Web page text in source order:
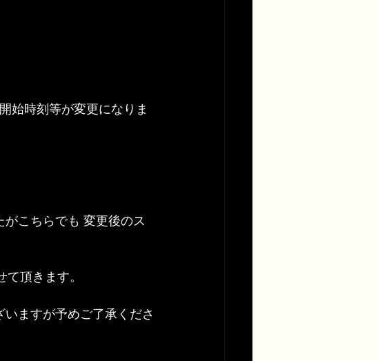
始時刻等が変更になりま
こちらでも 変更後のス
頂きます。
ますが予めご了承くださ